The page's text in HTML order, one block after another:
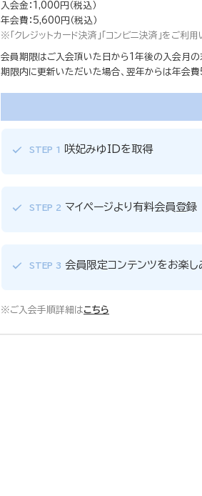
入会金：1,000円（税込）
年会費：5,600円（税込）
※「クレジットカード決済」「コンビニ決済」をご
会員期限はご入会頂いた日から1年後の入会月の
期限内に更新いただいた場合、翌年からは年会費
STEP 1 咲妃みゆIDを取得
STEP 2 マイページより有料会員登録
STEP 3 会員限定コンテンツをお楽し
※ご入会手順詳細はこちら